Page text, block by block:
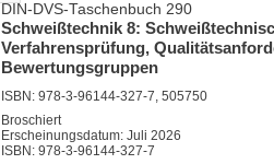
DIN-DVS-Taschenbuch 290
Schweißtechnik 8:
Verfahrensprüfung,
Bewertungsgruppen
ISBN: 978-3-96144-327-7, 505750
Broschiert
Erscheinungsdatum: Juli 2026
ISBN: 978-3-96144-327-7